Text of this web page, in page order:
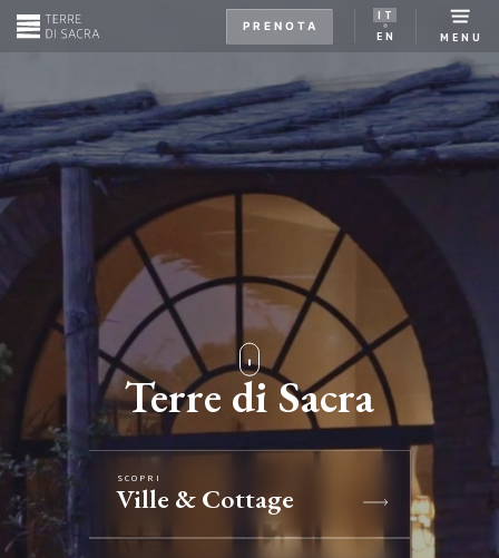
PRENOTA
IT
EN
MENU
Terre di Sacra
Ville & Cottage
SCOPRI